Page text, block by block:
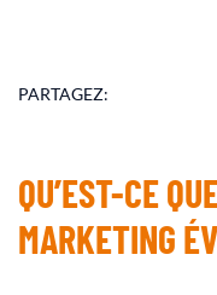
PARTAGEZ:
QU’EST-CE
MARKETING